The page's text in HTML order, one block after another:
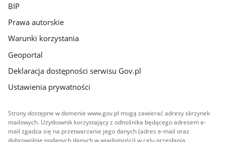
BIP
Prawa autorskie
Warunki korzystania
Geoportal
Deklaracja dostępności serwisu Gov.pl
Ustawienia prywatności
Strony dostępne w domenie www.gov.pl mogą zawierać adresy skrzynek
mailowych. Użytkownik korzystający z odnośnika będącego adresem e-
mail zgadza się na przetwarzanie jego danych (adres e-mail oraz
dobrowolnie podanych danych w wiadomości) w celu przesłania